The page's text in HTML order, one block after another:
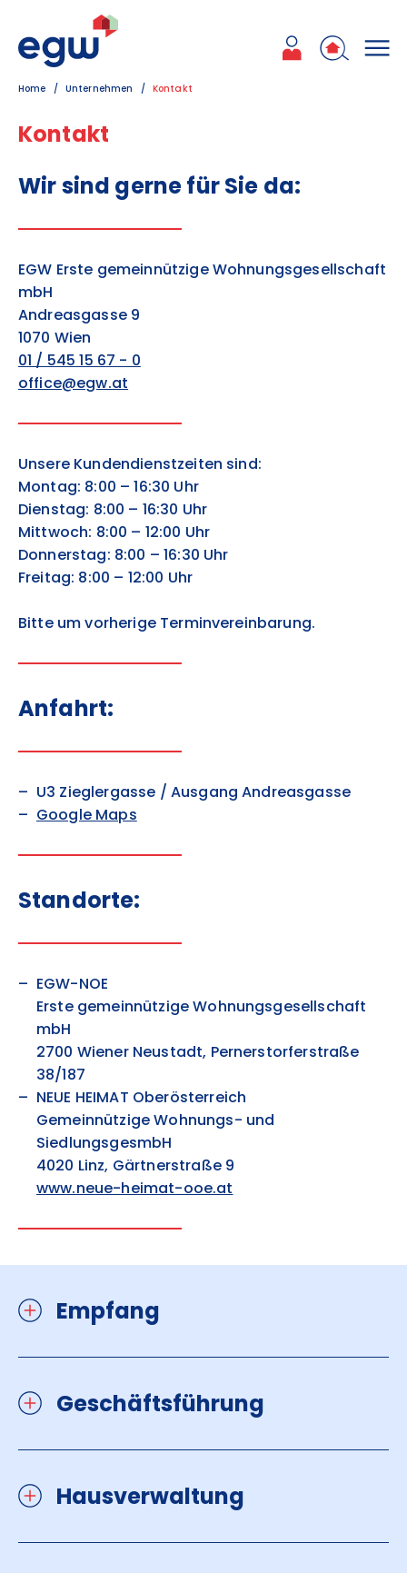
Zum Inhalt
Zum Hauptmenü
Zum Kontakt
Home Unternehmen Kontakt
Kontakt
Wir sind gerne für Sie da:
EGW Erste gemeinnützige Wohnungsgesellschaft
mbH
Andreasgasse 9
1070 Wien
01 / 545 15 67 - 0
office@egw.at
Unsere Kundendienstzeiten sind:
Montag: 8:00 – 16:30 Uhr
Dienstag: 8:00 – 16:30 Uhr
Mittwoch: 8:00 – 12:00 Uhr
Donnerstag: 8:00 – 16:30 Uhr
Freitag: 8:00 – 12:00 Uhr
Bitte um vorherige Terminvereinbarung.
Anfahrt:
U3 Zieglergasse / Ausgang Andreasgasse
Google Maps
Standorte:
EGW-NOE
Erste gemeinnützige Wohnungsgesellschaft
mbH
2700 Wiener Neustadt, Pernerstorferstraße
38/187
NEUE HEIMAT Oberösterreich
Gemeinnützige Wohnungs- und
SiedlungsgesmbH
4020 Linz, Gärtnerstraße 9
www.neue-heimat-ooe.at
Empfang
Geschäftsführung
Hausverwaltung